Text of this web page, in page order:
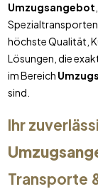
Umzugsangebot
höchste Qualität,
Lösungen, die
im Bereich
sind.
Ihr
Transporte